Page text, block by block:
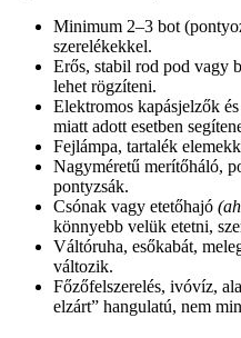
Minimum 2–3 bot
szerelékekkel.
Erős, stabil rod pod vagy
lehet rögzíteni.
Elektromos kapásjelzők
miatt adott esetben
Fejlámpa, tartalék
Nagyméretű merítőháló,
pontyzsák.
Csónak vagy etetőhajó
könnyebb velük etetni,
Váltóruha, esőkabát,
változik.
Főzőfelszerelés, ivóvíz,
elzárt” hangulatú, nem